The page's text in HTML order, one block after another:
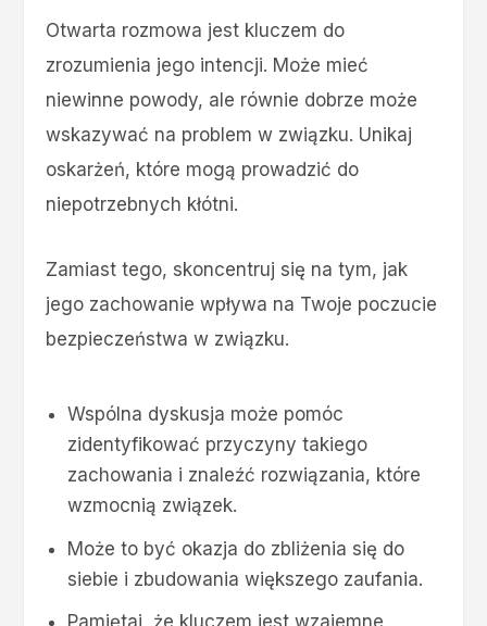
Otwarta rozmowa jest kluczem do
zrozumienia jego intencji. Może mieć
niewinne powody, ale równie dobrze może
wskazywać na problem w związku. Unikaj
oskarżeń, które mogą prowadzić do
niepotrzebnych kłótni.
Zamiast tego, skoncentruj się na tym, jak
jego zachowanie wpływa na Twoje poczucie
bezpieczeństwa w związku.
Wspólna dyskusja może pomóc
zidentyfikować przyczyny takiego
zachowania i znaleźć rozwiązania, które
wzmocnią związek.
Może to być okazja do zbliżenia się do
siebie i zbudowania większego zaufania.